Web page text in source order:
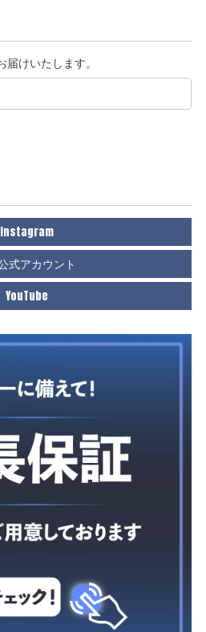
けいたします。
Instagram
式アカウント
YouTube